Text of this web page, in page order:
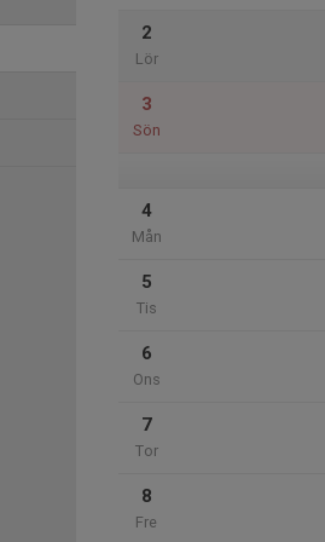
2
Lör
3
Sön
4
Mån
5
Tis
6
Ons
7
Tor
8
Fre